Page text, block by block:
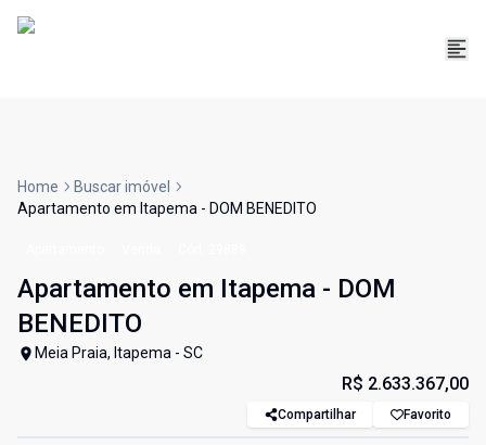
Home
Buscar imóvel
Apartamento em Itapema - DOM BENEDITO
Apartamento em Itapema - DOM
BENEDITO
Meia Praia, Itapema - SC
R$ 2.633.367,00
Compartilhar Favorito